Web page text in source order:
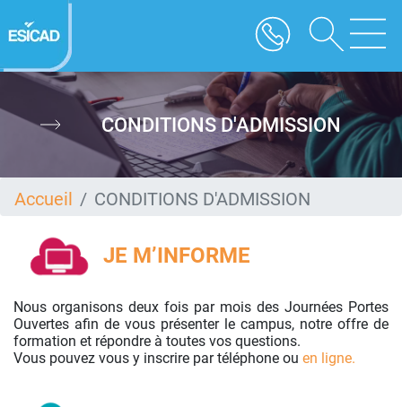
au
contenu
CONDITIONS D'ADMISSION
Accueil CONDITIONS D'ADMISSION
JE M’INFORME
Nous organisons deux fois par mois des Journées Portes
Ouvertes afin de vous présenter le campus, notre offre de
formation et répondre à toutes vos questions.
Vous pouvez vous y inscrire par téléphone ou en ligne.